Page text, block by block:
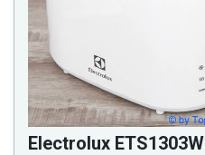
Electrolux ETS1303W